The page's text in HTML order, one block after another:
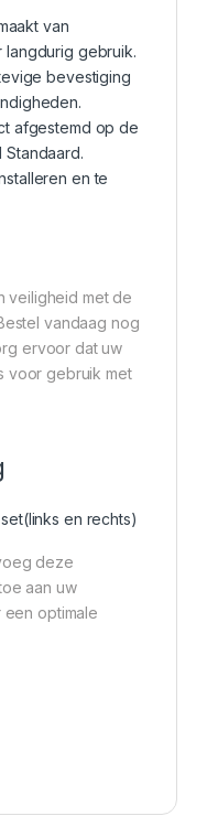
van
langdurig gebruik.
bevestiging
afgestemd op de
Standaard.
en te
veiligheid met de
vandaag nog
ervoor dat uw
voor gebruik met
en rechts)
deze
aan uw
optimale